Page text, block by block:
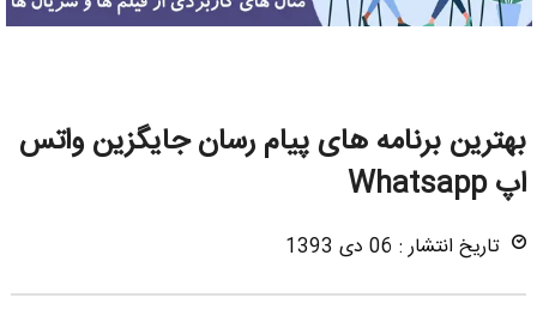
بهترین برنامه های پیام رسان جایگزین واتس
اپ Whatsapp
تاریخ انتشار : 06 دی 1393